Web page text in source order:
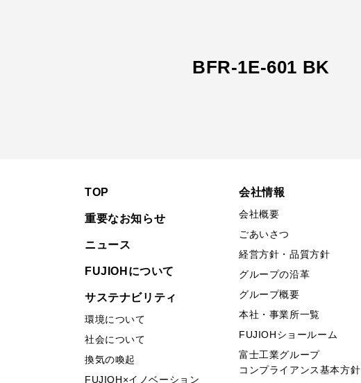
BFR-1E-601 BK
TOP
重要なお知らせ
ニュース
FUJIOHについて
サステナビリティ
環境について
社会について
換気の喚起
FUJIOH×イノベーション
会社情報
会社概要
ごあいさつ
経営方針・品質方針
グループの沿革
グループ概要
本社・事業所一覧
FUJIOHショールーム
富士工業グループ
コンプライアンス基本方針